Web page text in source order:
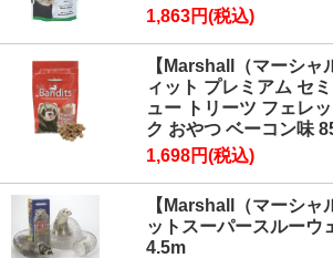
1,863円(税込)
【Marshall（マーシャ
ィット プレミアム セ
ュー トリーツ フェレ
ク おやつ ベーコン味
1,698円(税込)
【Marshall（マーシャ
ットスーパースルーウ
4.5m